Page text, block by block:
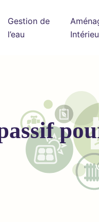
Gestion de
l’eau